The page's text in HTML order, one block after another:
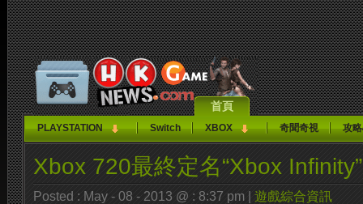
首頁
PLAYSTATION Switch XBOX 奇聞奇視 攻
Xbox 720最終定名“Xbox Infinity”
Posted : May - 08 - 2013 @ : 8:37 pm | 遊戲綜合資訊